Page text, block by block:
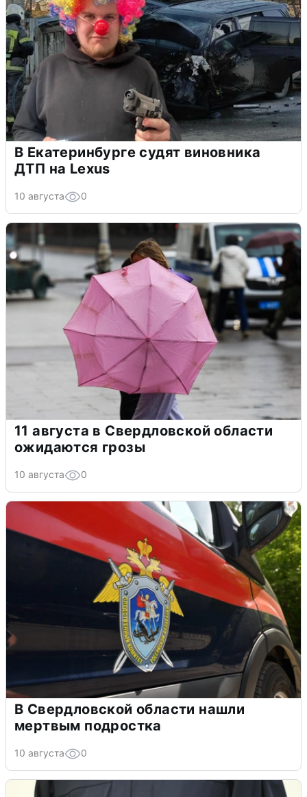
В Екатеринбурге судят виновника
ДТП на Lexus
10 августа 0
11 августа в Свердловской области
ожидаются грозы
10 августа 0
В Свердловской области нашли
мертвым подростка
10 августа 0